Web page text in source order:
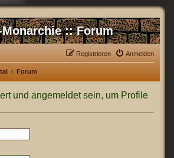
:: Forum
Anmelden
Registrieren
Forum
und angemeldet sein, um Profile